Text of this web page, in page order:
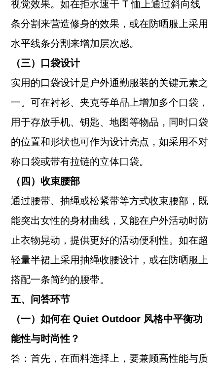
视觉效果。如在拒水速干 T 恤上通过斜向线
条分割来营造修身的效果，或在防晒服上采用
水平线条分割来增加层次感。
（三）口袋设计
实用的口袋设计是户外通勤服装的关键元素之
一。可在衬衫、夹克等单品上增加多个口袋，
用于存放手机、钥匙、地图等物品，同时口袋
的位置和形状也可作为设计亮点，如采用不对
称口袋或带有拉链的立体口袋。
（四）收束腰部
通过腰带、抽绳或松紧带等方式收束腰部，既
能突出女性的身材曲线，又能在户外活动时防
止衣物晃动，提供更好的活动便利性。如在超
轻量半裙上采用抽绳收腰设计，或在防晒服上
搭配一条简约的腰带。
五、问答环节
（一）如何在 Quiet Outdoor 风格中平衡功
能性与时尚性？
答：首先，在面料选择上，要兼顾高性能与质